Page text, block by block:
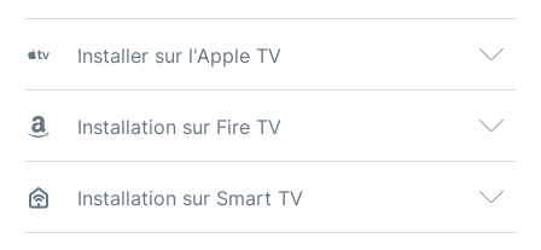
Installer sur l'Apple TV
Installation sur Fire TV
Installation sur Smart TV